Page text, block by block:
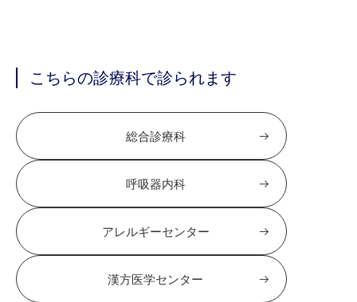
こちらの診療科で診られます
総合診療科
呼吸器内科
アレルギーセンター
漢方医学センター